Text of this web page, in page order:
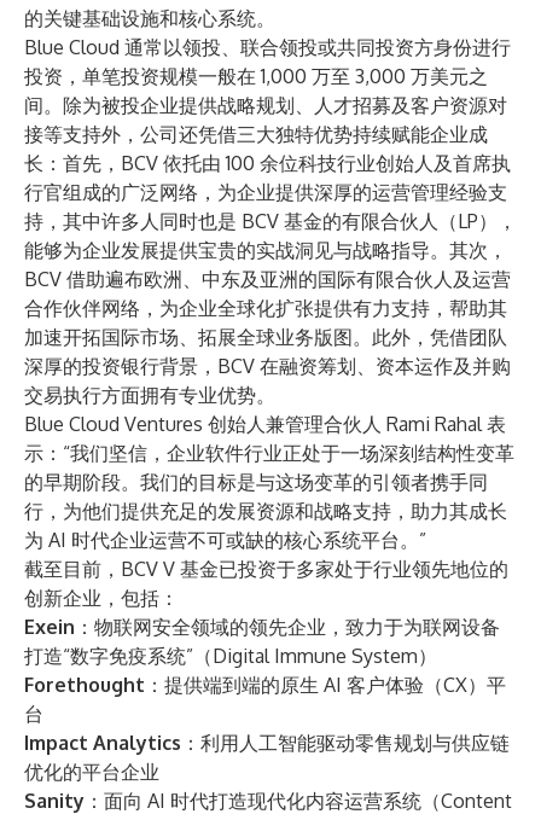
的关键基础设施和核心系统。
Blue Cloud 通常以领投、联合领投或共同投资方身份进行
投资，单笔投资规模一般在 1,000 万至 3,000 万美元之
间。除为被投企业提供战略规划、人才招募及客户资源对
接等支持外，公司还凭借三大独特优势持续赋能企业成
长：首先，BCV 依托由 100 余位科技行业创始人及首席执
行官组成的广泛网络，为企业提供深厚的运营管理经验支
持，其中许多人同时也是 BCV 基金的有限合伙人（LP），
能够为企业发展提供宝贵的实战洞见与战略指导。其次，
BCV 借助遍布欧洲、中东及亚洲的国际有限合伙人及运营
合作伙伴网络，为企业全球化扩张提供有力支持，帮助其
加速开拓国际市场、拓展全球业务版图。此外，凭借团队
深厚的投资银行背景，BCV 在融资筹划、资本运作及并购
交易执行方面拥有专业优势。
Blue Cloud Ventures 创始人兼管理合伙人 Rami Rahal 表
示：“我们坚信，企业软件行业正处于一场深刻结构性变革
的早期阶段。我们的目标是与这场变革的引领者携手同
行，为他们提供充足的发展资源和战略支持，助力其成长
为 AI 时代企业运营不可或缺的核心系统平台。”
截至目前，BCV V 基金已投资于多家处于行业领先地位的
创新企业，包括：
Exein ：物联网安全领域的领先企业，致力于为联网设备
打造“数字免疫系统”（Digital Immune System）
Forethought ：提供端到端的原生 AI 客户体验（CX）平
台
Impact Analytics ：利用人工智能驱动零售规划与供应链
优化的平台企业
Sanity ：面向 AI 时代打造现代化内容运营系统（Content